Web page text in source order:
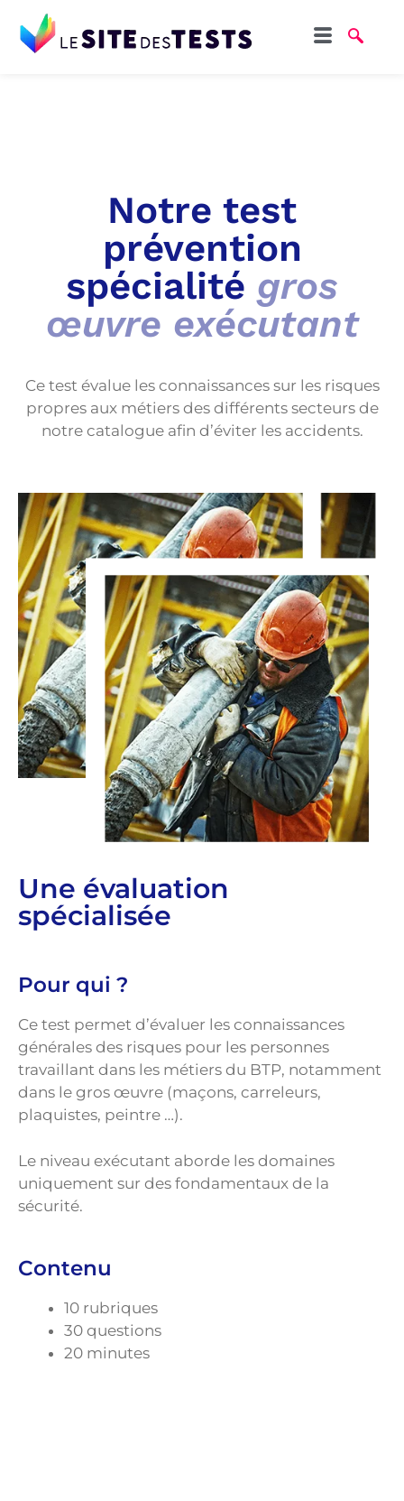
Notre test
prévention
spécialité gros
œuvre exécutant
Ce test évalue les connaissances sur les risques
propres aux métiers des différents secteurs de
notre catalogue afin d’éviter les accidents.
Une évaluation
spécialisée
Pour qui ?
Ce test permet d’évaluer les connaissances
générales des risques pour les personnes
travaillant dans les métiers du BTP, notamment
dans le gros œuvre (maçons, carreleurs,
plaquistes, peintre …).
Le niveau exécutant aborde les domaines
uniquement sur des fondamentaux de la
sécurité.
Contenu
10 rubriques
30 questions
20 minutes